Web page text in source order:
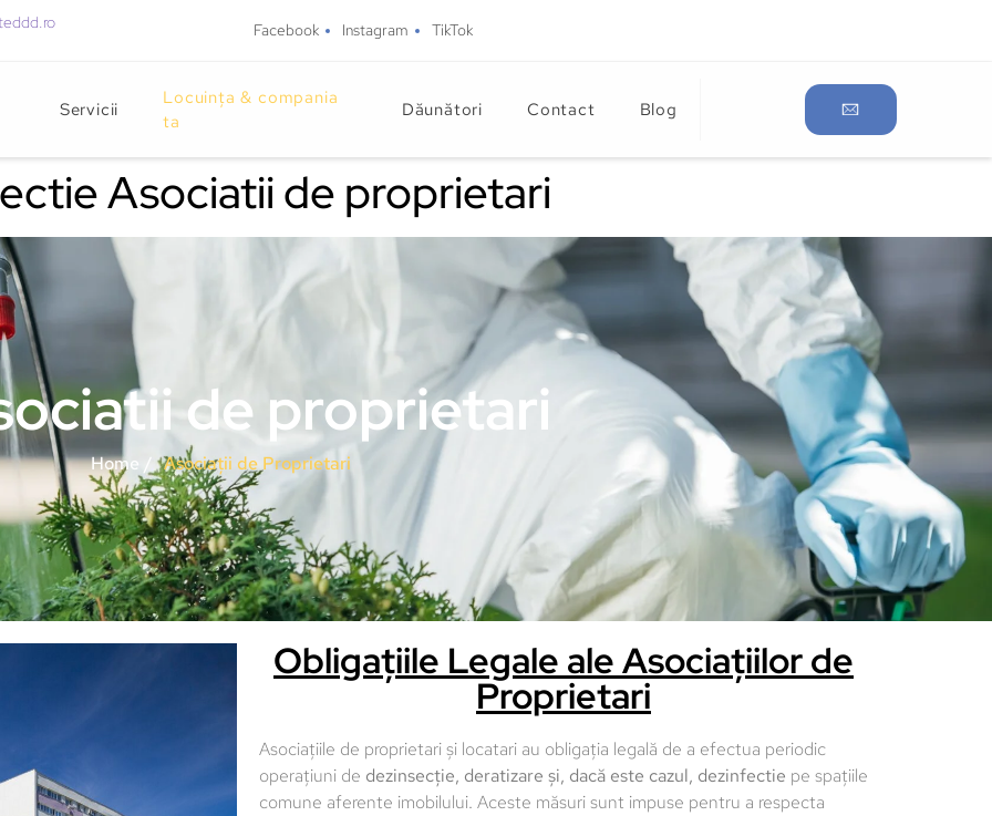
Facebook Instagram TikTok
Servicii
Locuința & compania
ta
Dăunători Contact Blog
Asociatii de proprietari
de proprietari
Home / Asociații de Proprietari
Obligațiile Legale ale Asociațiilor de
Proprietari
Asociațiile de proprietari și locatari au obligația legală de a efectua periodic
operațiuni de dezinsecție, deratizare și, dacă este cazul, dezinfectie pe spațiile
comune aferente imobilului. Aceste măsuri sunt impuse pentru a respecta